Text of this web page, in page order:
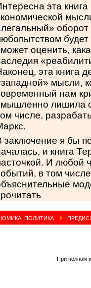
эта
оценить,
эта книга
мысли,
нам
лишила
числе,
заключение я бы
и книга
И любой
в том
ПОЛИТИКА
При полном